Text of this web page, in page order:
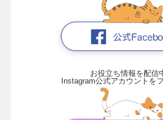
お役立ち情報を配信
Instagram公式アカウントを